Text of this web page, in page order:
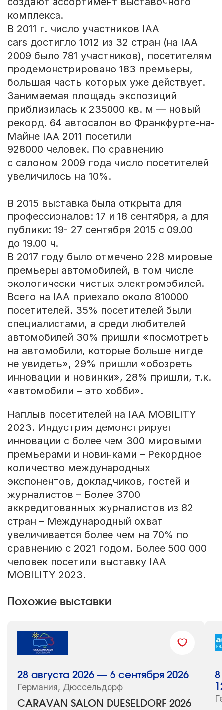
комплекса.
В 2011 г. число участников IAA
cars достигло 1012 из 32 стран (на IAA
2009 было 781 участников), посетителям
продемонстрировано 183 премьеры,
большая часть которых уже действует.
Занимаемая площадь экспозиций
приблизилась к 235000 кв. м — новый
рекорд. 64 автосалон во Франкфурте-на-
Майне IAA 2011 посетили
928000 человек. По сравнению
с салоном 2009 года число посетителей
увеличилось на 10%.
В 2015 выставка была открыта для
профессионалов: 17 и 18 сентября, а для
публики: 19- 27 сентября 2015 с 09.00
до 19.00 ч.
В 2017 году было отмечено 228 мировые
премьеры автомобилей, в том числе
экологически чистых электромобилей.
Всего на IAA приехало около 810000
посетителей. 35% посетителей были
специалистами, а среди любителей
автомобилей 30% пришли «посмотреть
на автомобили, которые больше нигде
не увидеть», 29% пришли «обозреть
инновации и новинки», 28% пришли, т.к.
«автомобили – это хобби».
Наплыв посетителей на IAA MOBILITY
2023. Индустрия демонстрирует
инновации с более чем 300 мировыми
премьерами и новинками – Рекордное
количество международных
экспонентов, докладчиков, гостей и
журналистов – Более 3700
аккредитованных журналистов из 82
стран – Международный охват
увеличивается более чем на 70% по
сравнению с 2021 годом. Более 500 000
человек посетили выставку IAA
MOBILITY 2023.
Похожие выставки
CARAVAN SALON DUESELDORF 2026
28 августа 2026 — 6 сентября 2026
Германия, Дюссельдорф